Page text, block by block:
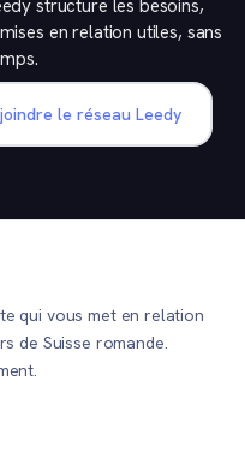
structure les besoins,
en relation utiles, sans
le réseau Leedy
qui vous met en relation
de Suisse romande.